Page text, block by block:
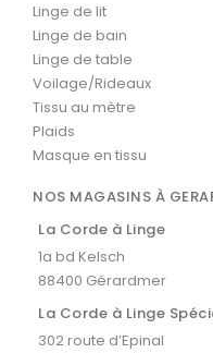
Linge de lit
Linge de bain
Linge de table
Voilage/Rideaux
Tissu au mètre
Plaids
Masque en tissu
NOS MAGASINS À
La Corde à Linge
1a bd Kelsch
88400 Gérardmer
La Corde à Linge
302 route d’Epinal